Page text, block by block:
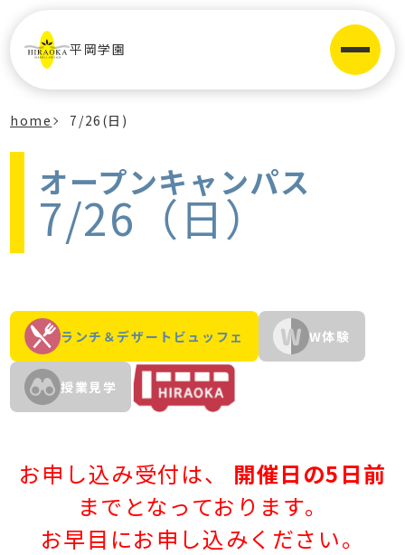
平岡学園
home 7/26(日)
オープンキャンパス
7/26（日）
ランチ＆デザートビュッフェ W体験
授業見学
お申し込み受付は、 開催日の5日前
までとなっております。
お早目にお申し込みください。